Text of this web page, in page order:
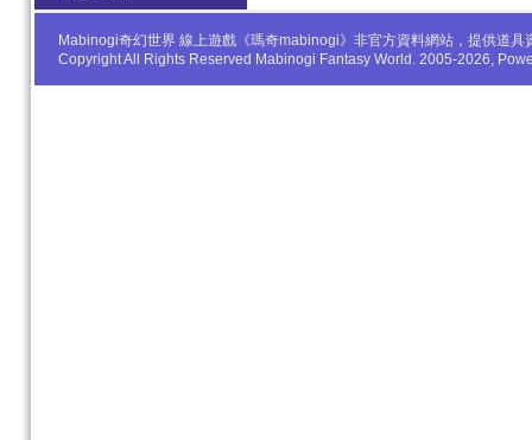
Mabinogi奇幻世界 線上遊戲《瑪奇mabinogi》非官方資料網站，提供道
Copyright All Rights Reserved Mabinogi Fantasy World. 2005-2026,